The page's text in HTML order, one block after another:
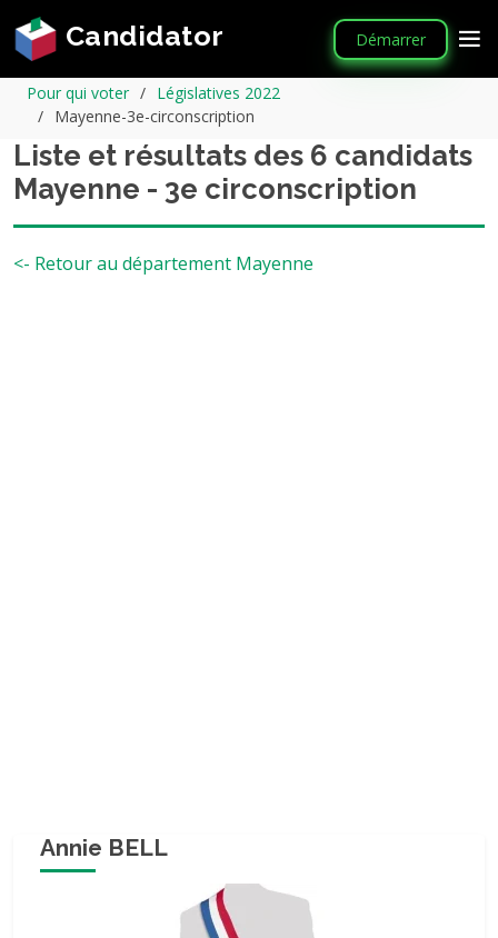
Candidator Démarrer
Pour qui voter
Législatives 2022
Mayenne-3e-circonscription
Liste et résultats des 6 candidats
Mayenne - 3e circonscription
<- Retour au département Mayenne
Annie BELL